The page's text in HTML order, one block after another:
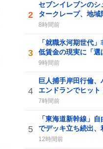
2
セブンイレブンのシ
タークレープ、地域
手困難に「食べたか
8時間前
3
「就職氷河期世代」
低賃金の現実に「選
ば仕事はある」声が
9時間前
4
巨人捕手岸田行倫、
エンドランでヒット
歓喜と批判が交錯
7時間前
5
「東海道新幹線」
でデッキ立ち続出、
「座れない」など不満
12時間前